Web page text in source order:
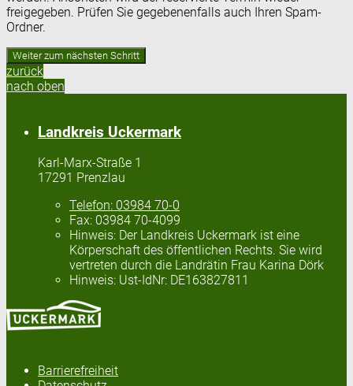
freigegeben. Prüfen Sie gegebenenfalls auch Ihren Spam-
Ordner.
zurück
nach oben
Landkreis Uckermark
Karl-Marx-Straße 1
17291 Prenzlau
Telefon: 03984 70-0
Fax: 03984 70-4099
Hinweis: Der Landkreis Uckermark ist eine
Körperschaft des öffentlichen Rechts. Sie wird
vertreten durch die Landrätin Frau Karina Dörk
Hinweis: Ust-IdNr: DE163827811
Barrierefreiheit